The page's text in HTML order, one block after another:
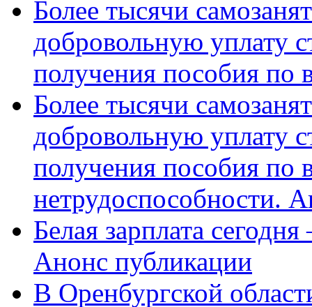
Более тысячи
добровольную уплату
получения пособия по
Более тысячи
добровольную уплату
получения пособия по
нетрудоспособности.
Белая зарплата
Анонс публикации
В Оренбургской